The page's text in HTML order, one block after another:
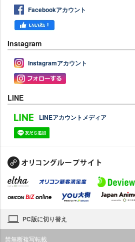
Facebookアカウント
Instagram
Instagramアカウント
LINE
LINEアカウントメディア
PC版に切り替え
禁無断複写転載